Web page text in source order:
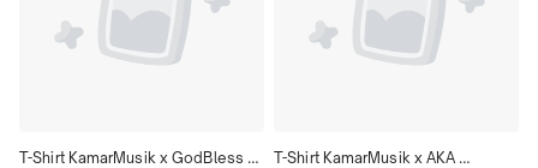
T-Shirt KamarMusik x GodBless
T-Shirt KamarMusik x AKA